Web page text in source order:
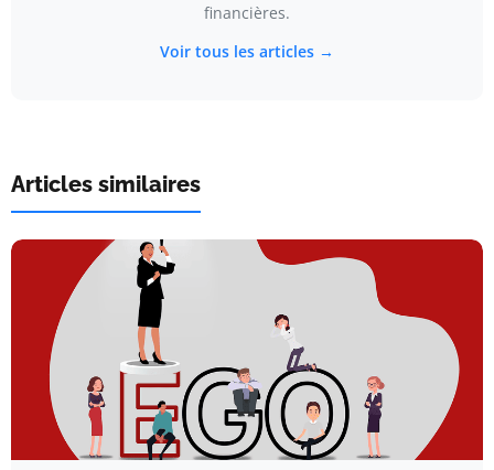
financières.
Voir tous les articles →
Articles similaires